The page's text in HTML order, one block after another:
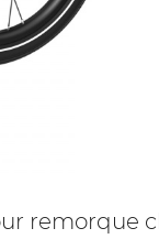
remorque